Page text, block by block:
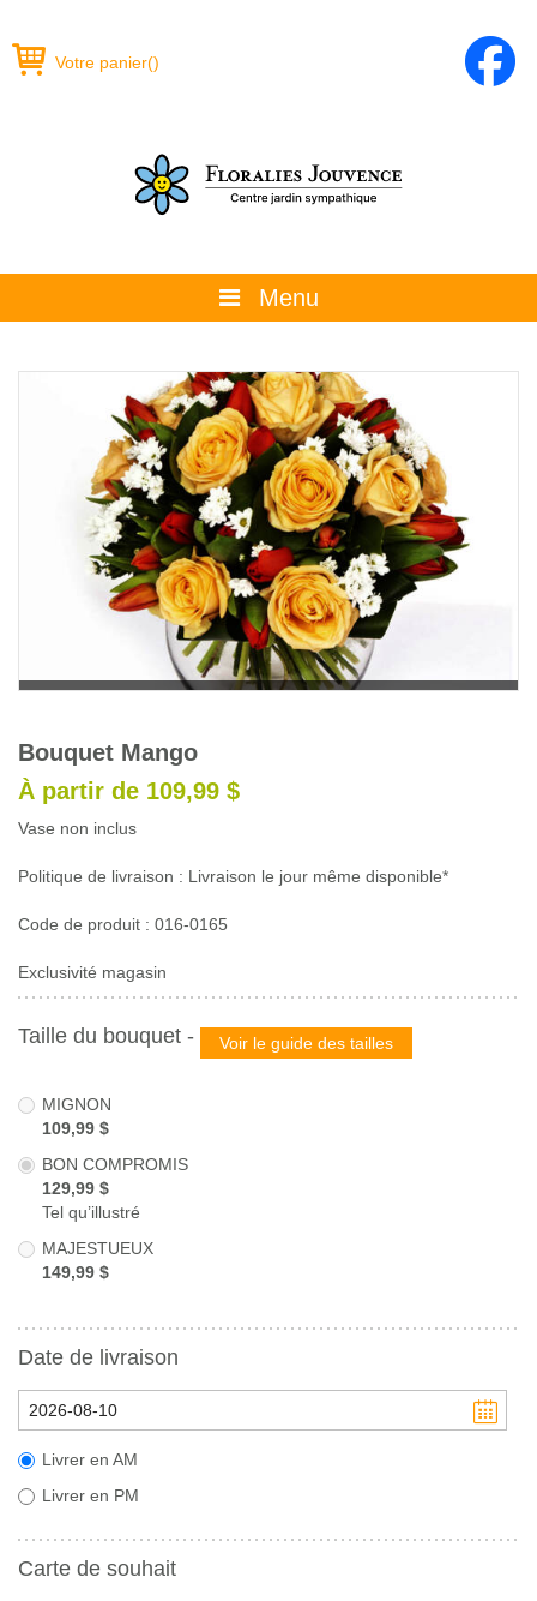
Votre panier()
Menu
La boutique
Promotions et évènements
Conseils
Glossaire
Calendrier horticole
Emplois
Service à la clientèle
Bouquet Mango
À partir de 109,99 $
Vase non inclus
Politique de livraison : Livraison le jour même disponible*
Code de produit : 016-0165
Exclusivité magasin
Taille du bouquet - Voir le guide des tailles
MIGNON
109,99 $
BON COMPROMIS
129,99 $
Tel qu’illustré
MAJESTUEUX
149,99 $
Date de livraison
Livrer en AM
Livrer en PM
Carte de souhait